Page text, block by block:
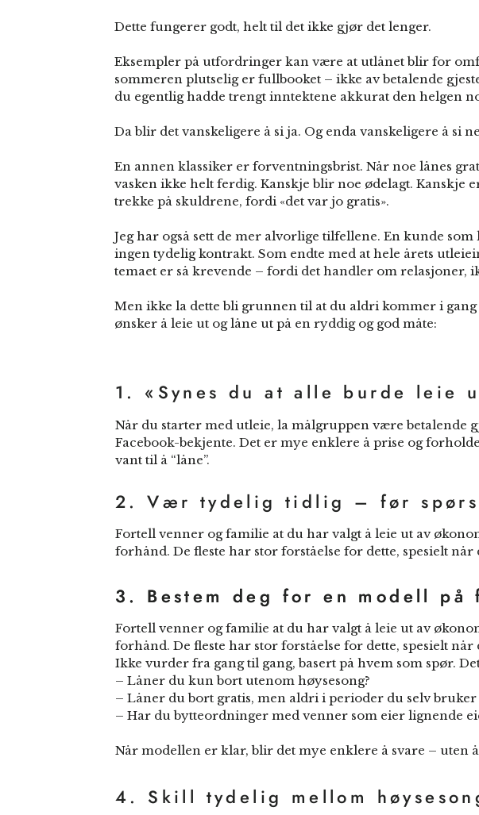
Dette fungerer godt, helt til det ikke gjør det lenger.
Eksempler på utfordringer kan være at utlånet blir for
sommeren plutselig er fullbooket – ikke av betalende
du egentlig hadde trengt inntektene akkurat den helgen
Da blir det vanskeligere å si ja. Og enda vanskeligere å si
En annen klassiker er forventningsbrist. Når noe lånes
vasken ikke helt ferdig. Kanskje blir noe ødelagt. Kanskje
trekke på skuldrene, fordi «det var jo gratis».
Jeg har også sett de mer alvorlige tilfellene. En kunde
ingen tydelig kontrakt. Som endte med at hele årets
temaet er så krevende – fordi det handler om relasjoner,
Men ikke la dette bli grunnen til at du aldri kommer i
ønsker å leie ut og låne ut på en ryddig og god måte:
1. «Synes du at alle burde leie
Når du starter med utleie, la målgruppen være
Facebook-bekjente. Det er mye enklere å prise og
vant til å “låne”.
2. Vær tydelig tidlig – før
Fortell venner og familie at du har valgt å leie ut av
forhånd. De fleste har stor forståelse for dette, spesielt
3. Bestem deg for en modell på
Fortell venner og familie at du har valgt å leie ut av
forhånd. De fleste har stor forståelse for dette, spesielt
Ikke vurder fra gang til gang, basert på hvem som spør.
– Låner du kun bort utenom høysesong?
– Låner du bort gratis, men aldri i perioder du selv
– Har du bytteordninger med venner som eier lignende
Når modellen er klar, blir det mye enklere å svare – uten
3. Bestem deg for en modell på
4. Skill tydelig mellom